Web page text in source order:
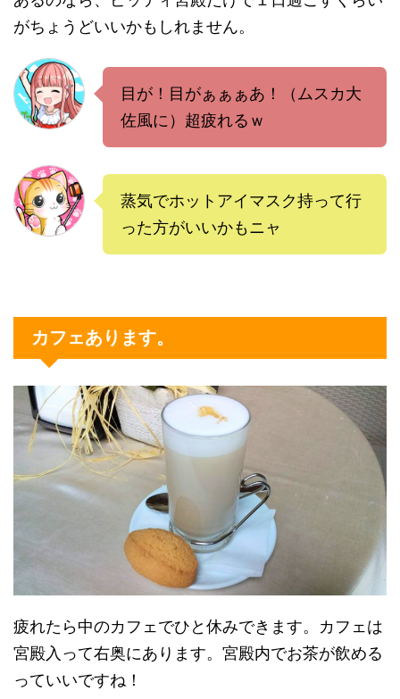
がちょうどいいかもしれません。
目が！目がぁぁぁあ！（ムスカ大
佐風に）超疲れるｗ
蒸気でホットアイマスク持って行
った方がいいかもニャ
カフェあります。
疲れたら中のカフェでひと休みできます。カフェは
宮殿入って右奥にあります。宮殿内でお茶が飲める
っていいですね！